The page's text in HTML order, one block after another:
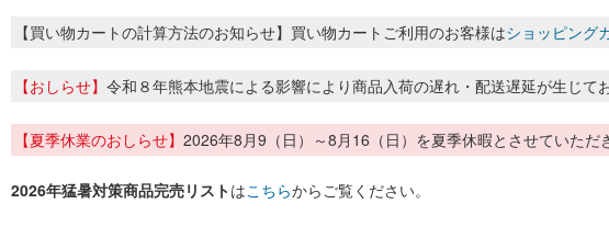
【買い物カートの計算方法のお知らせ】買い物カートご利用のお客様はショッピング
【おしらせ】 令和８年熊本地震による影響により商品入荷の遅れ・配送遅延が生じ
【夏季休業のおしらせ】 2026年8月9（日）～8月16（日）を夏季休暇とさせていただ
2026年猛暑対策商品完売リストはこちらからご覧ください。